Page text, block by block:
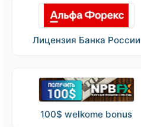
Лицензия Банка России
100$ welkome bonus